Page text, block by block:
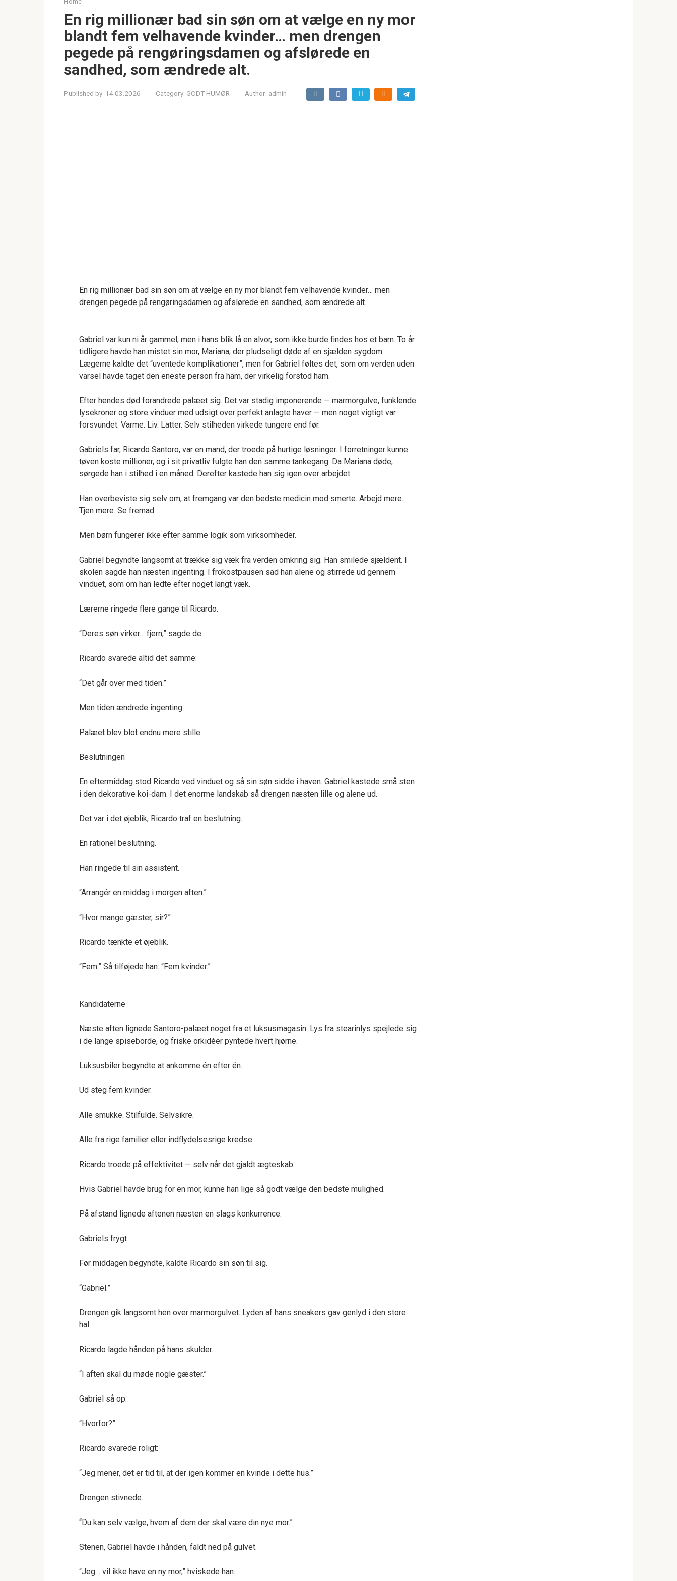
En rig millionær bad sin søn om at vælge en ny mor
blandt fem velhavende kvinder… men drengen
pegede på rengøringsdamen og afslørede en
sandhed, som ændrede alt.
Published by: 14.03.2026 Category: GODT HUMØR Author: admin
En rig millionær bad sin søn om at vælge en ny mor blandt fem velhavende kvinder… men
drengen pegede på rengøringsdamen og afslørede en sandhed, som ændrede alt.
Gabriel var kun ni år gammel, men i hans blik lå en alvor, som ikke burde findes hos et barn. To år
tidligere havde han mistet sin mor, Mariana, der pludseligt døde af en sjælden sygdom.
Lægerne kaldte det “uventede komplikationer”, men for Gabriel føltes det, som om verden uden
varsel havde taget den eneste person fra ham, der virkelig forstod ham.
Efter hendes død forandrede palæet sig. Det var stadig imponerende — marmorgulve, funklende
lysekroner og store vinduer med udsigt over perfekt anlagte haver — men noget vigtigt var
forsvundet. Varme. Liv. Latter. Selv stilheden virkede tungere end før.
Gabriels far, Ricardo Santoro, var en mand, der troede på hurtige løsninger. I forretninger kunne
tøven koste millioner, og i sit privatliv fulgte han den samme tankegang. Da Mariana døde,
sørgede han i stilhed i en måned. Derefter kastede han sig igen over arbejdet.
Han overbeviste sig selv om, at fremgang var den bedste medicin mod smerte. Arbejd mere.
Tjen mere. Se fremad.
Men børn fungerer ikke efter samme logik som virksomheder.
Gabriel begyndte langsomt at trække sig væk fra verden omkring sig. Han smilede sjældent. I
skolen sagde han næsten ingenting. I frokostpausen sad han alene og stirrede ud gennem
vinduet, som om han ledte efter noget langt væk.
Lærerne ringede flere gange til Ricardo.
“Deres søn virker… fjern,” sagde de.
Ricardo svarede altid det samme:
“Det går over med tiden.”
Men tiden ændrede ingenting.
Palæet blev blot endnu mere stille.
Beslutningen
En eftermiddag stod Ricardo ved vinduet og så sin søn sidde i haven. Gabriel kastede små sten
i den dekorative koi-dam. I det enorme landskab så drengen næsten lille og alene ud.
Det var i det øjeblik, Ricardo traf en beslutning.
En rationel beslutning.
Han ringede til sin assistent.
“Arrangér en middag i morgen aften.”
“Hvor mange gæster, sir?”
Ricardo tænkte et øjeblik.
“Fem.” Så tilføjede han: “Fem kvinder.”
Kandidaterne
Næste aften lignede Santoro-palæet noget fra et luksusmagasin. Lys fra stearinlys spejlede sig
i de lange spiseborde, og friske orkidéer pyntede hvert hjørne.
Luksusbiler begyndte at ankomme én efter én.
Ud steg fem kvinder.
Alle smukke. Stilfulde. Selvsikre.
Alle fra rige familier eller indflydelsesrige kredse.
Ricardo troede på effektivitet — selv når det gjaldt ægteskab.
Hvis Gabriel havde brug for en mor, kunne han lige så godt vælge den bedste mulighed.
På afstand lignede aftenen næsten en slags konkurrence.
Gabriels frygt
Før middagen begyndte, kaldte Ricardo sin søn til sig.
“Gabriel.”
Drengen gik langsomt hen over marmorgulvet. Lyden af hans sneakers gav genlyd i den store
hal.
Ricardo lagde hånden på hans skulder.
“I aften skal du møde nogle gæster.”
Gabriel så op.
“Hvorfor?”
Ricardo svarede roligt:
“Jeg mener, det er tid til, at der igen kommer en kvinde i dette hus.”
Drengen stivnede.
“Du kan selv vælge, hvem af dem der skal være din nye mor.”
Stenen, Gabriel havde i hånden, faldt ned på gulvet.
“Jeg… vil ikke have en ny mor,” hviskede han.